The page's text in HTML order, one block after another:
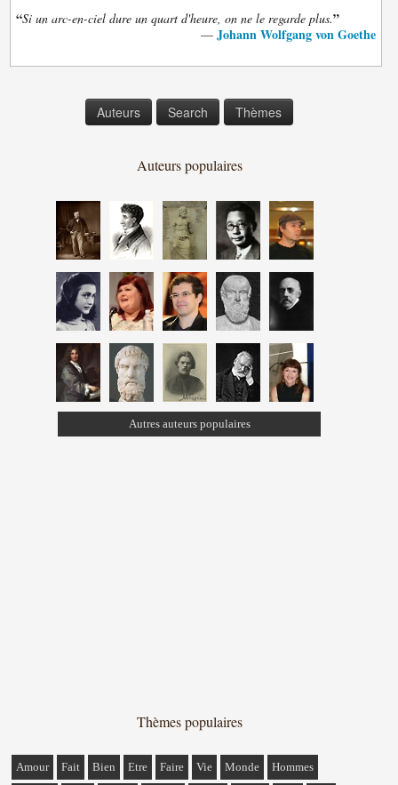
“Si un arc-en-ciel dure un quart d'heure, on ne le regarde plus.”
— Johann Wolfgang von Goethe
Auteurs Search Thèmes
Auteurs populaires
Autres auteurs populaires
Thèmes populaires
Amour Fait Bien Etre Faire Vie Monde Hommes